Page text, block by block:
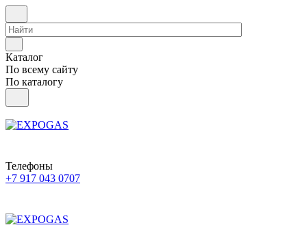
Каталог
По всему сайту
По каталогу
Телефоны
+7 917 043 0707